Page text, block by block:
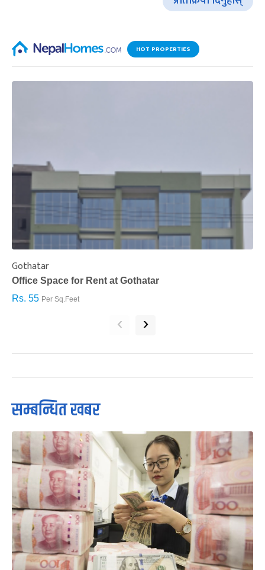
HOT PROPERTIES
Gothatar
Office Space for Rent at Gothatar
Rs. 55 Per Sq.Feet
‹ ›
सम्बन्धित खबर